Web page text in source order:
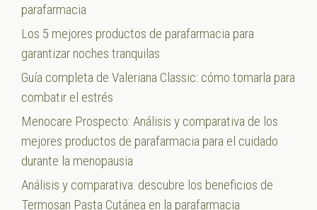
parafarmacia
Los 5 mejores productos de parafarmacia para
garantizar noches tranquilas
Guía completa de Valeriana Classic: cómo tomarla para
combatir el estrés
Menocare Prospecto: Análisis y comparativa de los
mejores productos de parafarmacia para el cuidado
durante la menopausia
Análisis y comparativa: descubre los beneficios de
Termosan Pasta Cutánea en la parafarmacia